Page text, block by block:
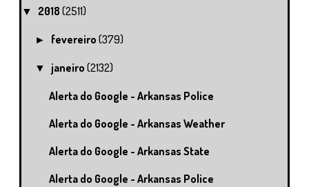
▼ 2018 (2511)
► fevereiro(379)
▼ janeiro(2132)
Alerta do Google - Arkansas Police
Alerta do Google - Arkansas Weather
Alerta do Google - Arkansas State
Alerta do Google - Arkansas Police